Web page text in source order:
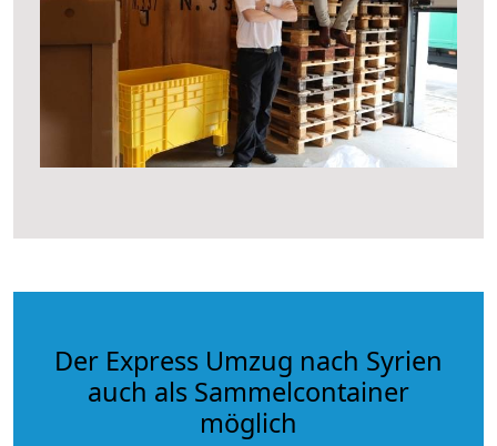
Der Express Umzug nach Syrien
auch als Sammelcontainer
möglich